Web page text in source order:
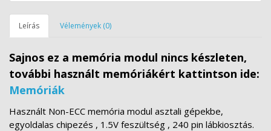
Leírás Vélemények (0)
Sajnos ez a memória modul nincs készleten,
további használt memóriákért kattintson ide:
Memóriák
Használt Non-ECC memória modul asztali gépekbe,
egyoldalas chipezés , 1.5V feszültség , 240 pin lábkiosztás.